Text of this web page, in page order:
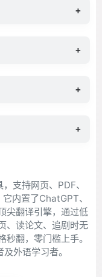
+
+
+
+
支持网页、PDF、
内置了ChatGPT、
尖翻译引擎，通过低
、读论文、追剧时无
翻，零门槛上手。
外语学习者。